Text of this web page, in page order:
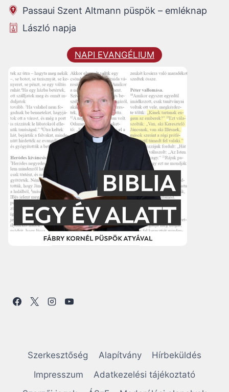
Passaui Szent Altmann püspök – emléknap
László napja
NAPI EVANGÉLIUM
Szerkesztőség Alapítvány
Hírbeküldés
Impresszum
Adatkezelési tájékoztató